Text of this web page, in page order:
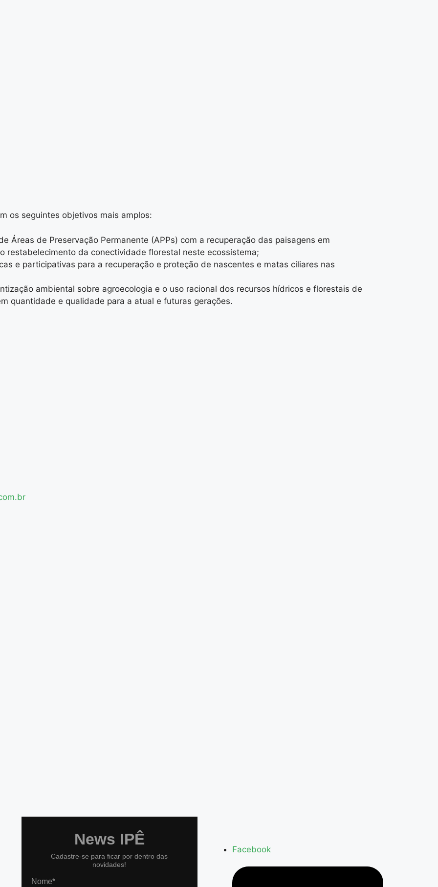
os seguintes objetivos mais amplos:
Áreas de Preservação Permanente (APPs) com a recuperação das paisagens em
restabelecimento da conectividade florestal neste ecossistema;
e participativas para a recuperação e proteção de nascentes e matas ciliares nas
ambiental sobre agroecologia e o uso racional dos recursos hídricos e florestais de
quantidade e qualidade para a atual e futuras gerações.
News IPÊ
Cadastre-se para ficar por dentro das
novidades!
Nome*
Facebook